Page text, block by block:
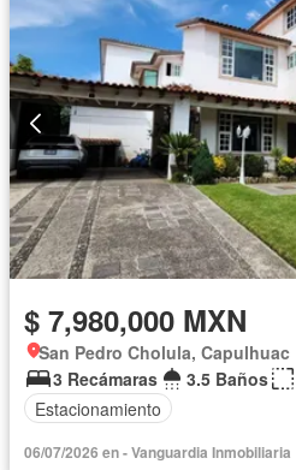
$ 7,980,000 MXN
San Pedro Cholula, Capulhuac
3 Recámaras
3.5 Baños
Estacionamiento
06/07/2026 en - Vanguardia Inmobiliaria